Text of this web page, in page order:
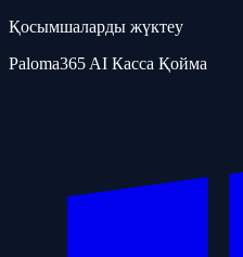
Қосымшаларды жүктеу
Paloma365 AI Касса Қойма